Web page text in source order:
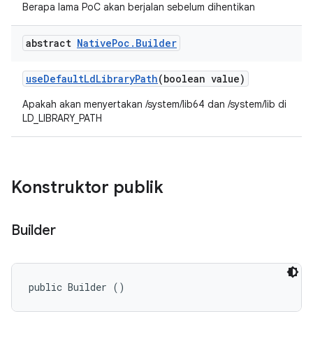
Berapa lama PoC akan berjalan sebelum dihentikan
abstract NativePoc . Builder
useDefaultLdLibraryPath(boolean value)
Apakah akan menyertakan /system/lib64 dan /system/lib di
LD_LIBRARY_PATH
Konstruktor publik
Builder
public Builder ()